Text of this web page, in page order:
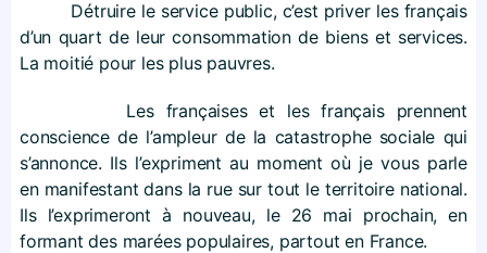
Détruire le service public, c’est priver les français
d’un quart de leur consommation de biens et services.
La moitié pour les plus pauvres.
Les françaises et les français prennent
conscience de l’ampleur de la catastrophe sociale qui
s’annonce. Ils l’expriment au moment où je vous parle
en manifestant dans la rue sur tout le territoire national.
Ils l’exprimeront à nouveau, le 26 mai prochain, en
formant des marées populaires, partout en France.